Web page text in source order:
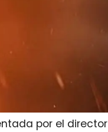
por el director